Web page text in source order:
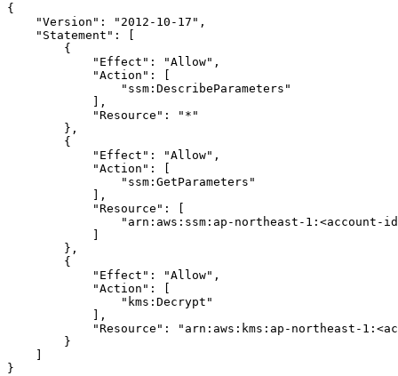
{
    "Version": "2012-10-17",
    "Statement": [
        {
            "Effect": "Allow",
            "Action": [
                "ssm:DescribeParameters"
            ],
            "Resource": "*"
        },
        {
            "Effect": "Allow",
            "Action": [
                "ssm:GetParameters"
            ],
            "Resource": [
"arn:aws:ssm:ap-northeast-1:<account-
            ]
        },
        {
            "Effect": "Allow",
            "Action": [
                "kms:Decrypt"
            ],
"Resource": "arn:aws:kms:ap-northeast-
        }
    ]
}